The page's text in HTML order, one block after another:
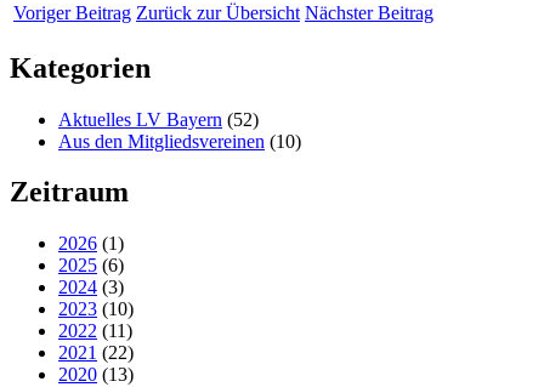
Voriger Beitrag Zurück zur Übersicht Nächster Beitrag
Kategorien
Aktuelles LV Bayern (52)
Aus den Mitgliedsvereinen (10)
Zeitraum
2026 (1)
2025 (6)
2024 (3)
2023 (10)
2022 (11)
2021 (22)
2020 (13)